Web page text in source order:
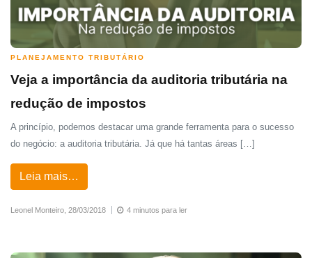
PLANEJAMENTO TRIBUTÁRIO
Veja a importância da auditoria tributária na
redução de impostos
A princípio, podemos destacar uma grande ferramenta para o sucesso
do negócio: a auditoria tributária. Já que há tantas áreas […]
Leia mais…
Leonel Monteiro, 28/03/2018 4 minutos para ler